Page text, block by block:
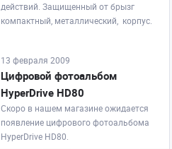
действий. Защищенный от брызг
компактный, металлический, корпус.
13 февраля 2009
Цифровой фотоальбом
HyperDrive HD80
Скоро в нашем магазине ожидается
появление цифрового фотоальбома
HyperDrive HD80.